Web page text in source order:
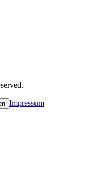
Impressum